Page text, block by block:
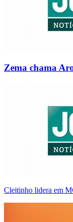
Zema chama
Cleitinho lidera em